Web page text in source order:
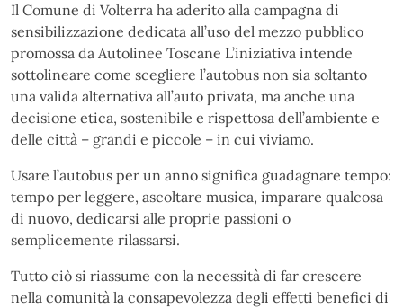
Il Comune di Volterra ha aderito alla campagna di
sensibilizzazione dedicata all’uso del mezzo pubblico
promossa da Autolinee Toscane L’iniziativa intende
sottolineare come scegliere l’autobus non sia soltanto
una valida alternativa all’auto privata, ma anche una
decisione etica, sostenibile e rispettosa dell’ambiente e
delle città – grandi e piccole – in cui viviamo.
Usare l’autobus per un anno significa guadagnare tempo:
tempo per leggere, ascoltare musica, imparare qualcosa
di nuovo, dedicarsi alle proprie passioni o
semplicemente rilassarsi.
Tutto ciò si riassume con la necessità di far crescere
nella comunità la consapevolezza degli effetti benefici di